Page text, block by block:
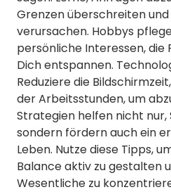
Grenzen überschreiten
verursachen. Hobbys
persönliche Interessen, die
Dich entspannen.
Reduziere die
der Arbeitsstunden, um
Strategien helfen nicht nur,
sondern fördern auch ein
Leben. Nutze diese Tipps,
Balance aktiv zu gestalten
Wesentliche zu